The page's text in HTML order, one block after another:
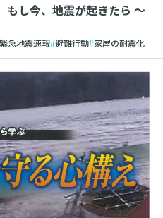
し今、地震が起きたら 〜
緊急地震速報 避難行動 家屋の耐震化